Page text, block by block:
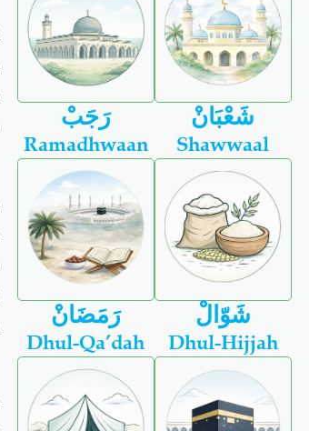
رَجَبْ شَعْبَانْ
Ramadhwaan
رَمَضَانْ
Shawwaal
شَوّالْ
Dhul-Qa’dah Dhul-Hijjah